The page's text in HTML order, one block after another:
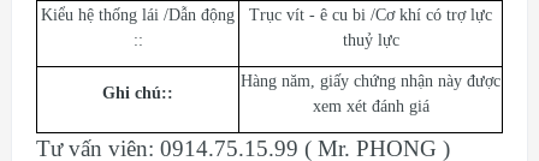
Kiểu hệ thống lái /Dẫn động
::
Trục vít - ê cu bi /Cơ khí có trợ lực
thuỷ lực
Ghi chú::
Hàng năm, giấy chứng nhận này được
xem xét đánh giá
Tư vấn viên: 0914.75.15.99 ( Mr. PHONG )